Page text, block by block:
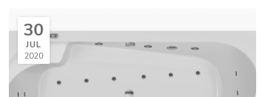
30
JUL
2020